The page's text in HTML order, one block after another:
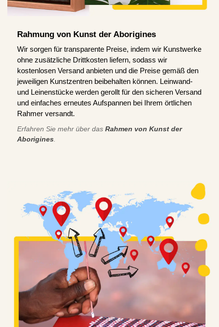
Rahmung von Kunst der Aborigines
Wir sorgen für transparente Preise, indem wir Kunstwerke
ohne zusätzliche Drittkosten liefern, sodass wir
kostenlosen Versand anbieten und die Preise gemäß den
jeweiligen Kunstzentren beibehalten können. Leinwand-
und Leinenstücke werden gerollt für den sicheren Versand
und einfaches erneutes Aufspannen bei Ihrem örtlichen
Rahmer versandt.
Erfahren Sie mehr über das Rahmen von Kunst der
Aborigines